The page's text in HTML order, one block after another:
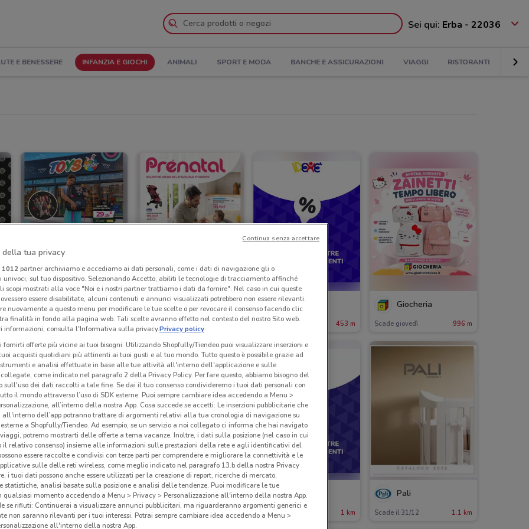
Sei qui: Erba - 22036
E BENESSERE INFANZIA E GIOCHI ANIMALI SPORT E MODA BANCHE E ASSICURAZIONI VIAGGI RISTORANTI
Toys Center
Scade il 26/08 12.4 km
Prenatal
Scade il 17/08 10.9 km
Idexe
Scade il 19/05 453 m
Giocheria
Scade giovedì 996 m
Cam
Scade il 31/12 1000 m
Cam
Scade il 31/12 1000 m
Primigi
Scade il 19/05 1 km
Pali
Scade il 31/12 1.1 km
della tua privacy
1012partner archiviamo e accediamo ai dati personali, come i dati di navigazione gli o
sul tuo dispositivo. Selezionando Accetto, abiliti le tecnologie di tracciamento affinché
scopi mostrati alla voce "Noi e i nostri partner trattiamo i dati da fornire". Nel caso in cui queste
essere disabilitate, alcuni contenuti e annunci visualizzati potrebbero non essere rilevanti.
nuovamente a questo menu per modificare le tue scelte o per revocare il consenso facendo clic
finalità in fondo alla pagina web. Tali scelte avranno effetto nel contesto del nostro Sito web.
informazioni, consulta l'Informativa sulla privacy.Privacy policy
fornirti offerte più vicine ai tuoi bisogni: Utilizzando Shopfully/Tiendeo puoi visualizzare inserzioni e
acquisti quotidiani più attinenti ai tuoi gusti e al tuo mondo. Tutto questo è possibile grazie ad
e analisi effettuate in base alle tue attività all'interno dell'applicazione e sulle
come indicato nel paragrafo 2 della Privacy Policy. Per fare questo, abbiamo bisogno del
sull'uso dei dati raccolti a tale fine. Se dai il tuo consenso condivideremo i tuoi dati personali con
il mondo attraverso l’uso di SDK esterne. Puoi sempre cambiare idea accedendo a Menu >
all’interno della nostra App. Cosa succede se accetti: Le inserzioni pubblicitarie che
all'interno dell’app potranno trattare di argomenti relativi alla tua cronologia di navigazione su
a Shopfully/Tiendeo. Ad esempio, se un servizio a noi collegato ci informa che hai navigato
potremo mostrarti delle offerte a tema vacanze. Inoltre, i dati sulla posizione (nel caso in cui
il relativo consenso) insieme alle informazioni sulle prestazioni della rete e agli identificativi del
essere raccolte e condivisi con terze parti per comprendere e migliorare la connettività e le
sulle delle reti wireless, come meglio indicato nel paragrafo 13.b della nostra Privacy
i tuoi dati possono anche essere utilizzati per la creazione di report, ricerche di mercato,
statistiche, analisi basate sulla posizione e analisi delle tendenze. Puoi modificare le tue
qualsiasi momento accedendo a Menu > Privacy > Personalizzazione all'interno della nostra App.
se rifiuti: Continuerai a visualizzare annunci pubblicitari, ma riguarderanno argomenti generici e
non saranno rilevanti per i tuoi interessi. Potrai sempre cambiare idea accedendo a Menu >
all'interno della nostra App.
Continua senza accettare